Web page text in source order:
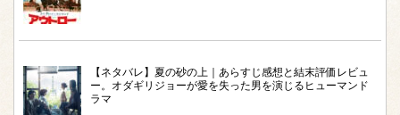
【ネタバレ】夏の砂の上｜あらすじ感想と結末評価レビュ
ー。オダギリジョーが愛を失った男を演じるヒューマンド
ラマ